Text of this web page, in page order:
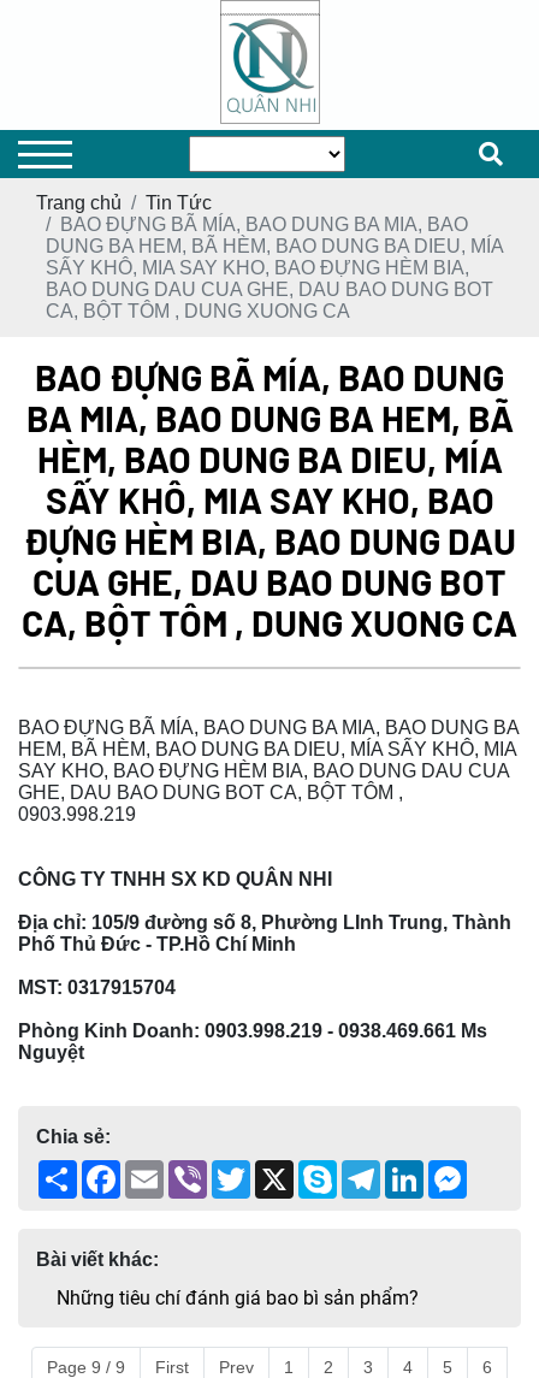
Trang chủ
Tin Tức
BAO ĐỰNG BÃ MÍA, BAO DUNG BA MIA, BAO
DUNG BA HEM, BÃ HÈM, BAO DUNG BA DIEU, MÍA
SẤY KHÔ, MIA SAY KHO, BAO ĐỰNG HÈM BIA,
BAO DUNG DAU CUA GHE, DAU BAO DUNG BOT
CA, BỘT TÔM , DUNG XUONG CA
BAO ĐỰNG BÃ MÍA, BAO DUNG
BA MIA, BAO DUNG BA HEM, BÃ
HÈM, BAO DUNG BA DIEU, MÍA
SẤY KHÔ, MIA SAY KHO, BAO
ĐỰNG HÈM BIA, BAO DUNG DAU
CUA GHE, DAU BAO DUNG BOT
CA, BỘT TÔM , DUNG XUONG CA
BAO ĐỰNG BÃ MÍA, BAO DUNG BA MIA, BAO DUNG BA
HEM, BÃ HÈM, BAO DUNG BA DIEU, MÍA SẤY KHÔ, MIA
SAY KHO, BAO ĐỰNG HÈM BIA, BAO DUNG DAU CUA
GHE, DAU BAO DUNG BOT CA, BỘT TÔM ,
0903.998.219
CÔNG TY TNHH SX KD QUÂN NHI
Địa chỉ: 105/9 đường số 8, Phường LInh Trung, Thành
Phố Thủ Đức - TP.Hồ Chí Minh
MST: 0317915704
Phòng Kinh Doanh: 0903.998.219 - 0938.469.661 Ms
Nguyệt
Chia sẻ:
ShareFacebook
EmailViber Twitter
X SkypeTelegramLinkedIn
Bài viết khác:
Những tiêu chí đánh giá bao bì sản phẩm?
Page 9 / 9 First Prev 1 2 3 4 5 6